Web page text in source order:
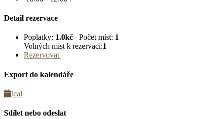
Detail rezervace
Poplatky: 1.0kč Počet míst: 1
Volných míst k rezervaci:1
Rezervovat
Export do kalendáře
Ical
Sdílet nebo odeslat